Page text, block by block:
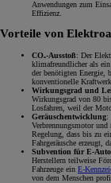
Anwendungen zum
Effizienz.
Vorteile von
CO₂-Ausstoß: Der
klimafreundlicher als ein
der benötigten Energie,
konventionelle
Wirkungsgrad und
Wirkungsgrad von 80
Losfahren, weil der
Geräuschentwicklung:
Verbrennungsmotor
Regelung, dass bis zu
Fahrgeräusche erzeugt,
Subvention für E-
Herstellern teilweise
Fahrzeuge ein E-
von dem Menschen